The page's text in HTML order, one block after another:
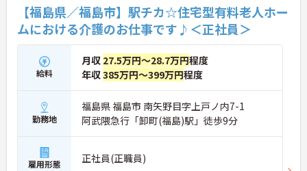
【福島県／福島市】駅チカ☆住宅型有料老人ホー
ムにおける介護のお仕事です♪＜正社員＞
給料
月収 27.5万円～28.7万円程度
年収385万円～399万円程度
勤務地
福島県 福島市 南矢野目字上戸ノ内7-1
阿武隈急行「卸町(福島)駅」徒歩9分
雇用形態 正社員(正職員)